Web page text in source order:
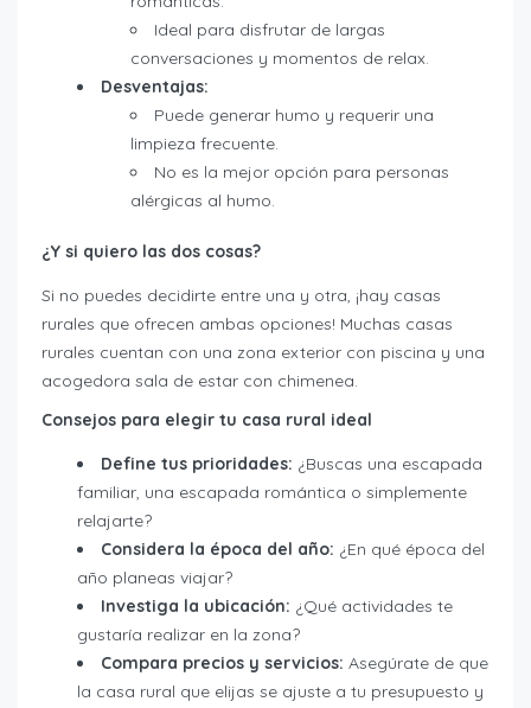
Ideal para disfrutar de largas
conversaciones y momentos de relax.
Desventajas:
Puede generar humo y requerir una
limpieza frecuente.
No es la mejor opción para personas
alérgicas al humo.
¿Y si quiero las dos cosas?
Si no puedes decidirte entre una y otra, ¡hay casas
rurales que ofrecen ambas opciones! Muchas casas
rurales cuentan con una zona exterior con piscina y una
acogedora sala de estar con chimenea.
Consejos para elegir tu casa rural ideal
Define tus prioridades: ¿Buscas una escapada
familiar, una escapada romántica o simplemente
relajarte?
Considera la época del año: ¿En qué época del
año planeas viajar?
Investiga la ubicación: ¿Qué actividades te
gustaría realizar en la zona?
Compara precios y servicios: Asegúrate de que
la casa rural que elijas se ajuste a tu presupuesto y